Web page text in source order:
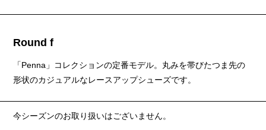
Round f
「Penna」コレクションの定番モデル。丸みを帯びたつま先の
形状のカジュアルなレースアップシューズです。
今シーズンのお取り扱いはございません。